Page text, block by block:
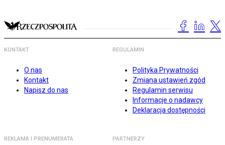
KONTAKT
O nas
Kontakt
Napisz do nas
REGULAMIN
Polityka Prywatności
Zmiana ustawień zgód
Regulamin serwisu
Informacje o nadawcy
Deklaracja dostępności
REKLAMA I PRENUMERATA PARTNERZY